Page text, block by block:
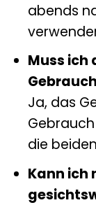
abends
Muss ich
Ja, das
die
Kann ich